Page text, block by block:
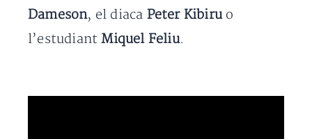
Dameson, el diaca Peter Kibiru o
l’estudiant Miquel Feliu.